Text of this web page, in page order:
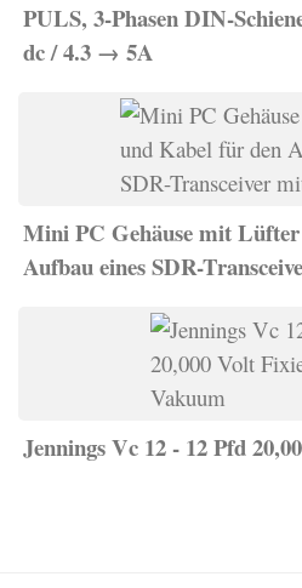
PULS, 3-Phasen DIN-
dc / 4.3 → 5A
Mini PC Gehäuse mit
Aufbau eines SDR-
Jennings Vc 12 - 12 Pfd